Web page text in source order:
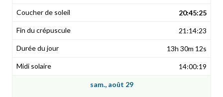
20:45:25
21:14:23
13h 30m 12s
14:00:19
sam., août 29